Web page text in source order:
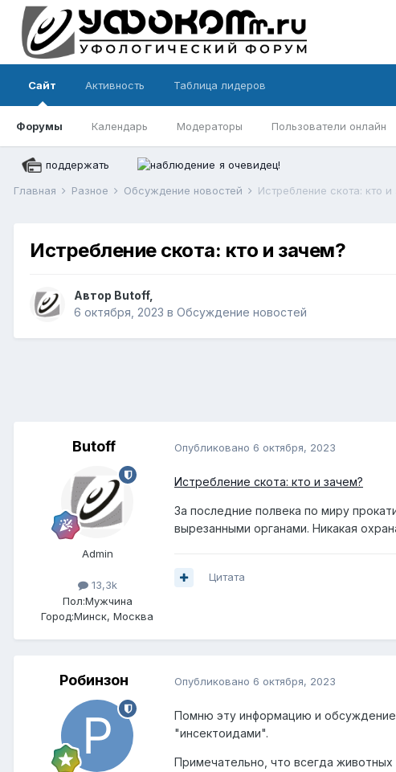
Сайт
Форумы Календарь Модераторы Пользователи онлайн
Активность Таблица лидеров
поддержать
я очевидец!
Главная Разное Обсуждение новостей Истребление скота: кто и
Истребление скота: кто и зачем?
Автор Butoff,
6 октября, 2023 в Обсуждение новостей
Butoff
Admin
13,3k
Пол:Мужчина
Город:Минск, Москва
Опубликовано 6 октября, 2023
Истребление скота: кто и зачем?
За последние полвека по миру
вырезанными органами. Никакая
Цитата
Робинзон Опубликовано 6 октября, 2023
Помню эту информацию и
"инсектоидами".
Примечательно, что всегда